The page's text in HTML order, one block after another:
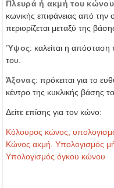
Πλευρά ή ακμή του κώνου
κωνικής επιφάνειας από
περιορίζεται μεταξύ της
Ύψος: καλείται η
του.
Άξονας: πρόκειται για το
κέντρο της κυκλικής βάσης
Δείτε επίσης για τον κώνο:
Κόλουρος κώνος,
Κώνος ακμή. Υπολογισμός
Υπολογισμός όγκου κώνου